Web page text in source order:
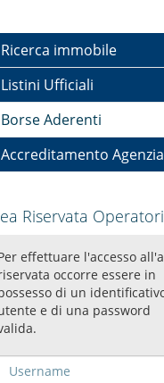
Ricerca immobile
Listini Ufficiali
Borse Aderenti
Accreditamento Agenzia